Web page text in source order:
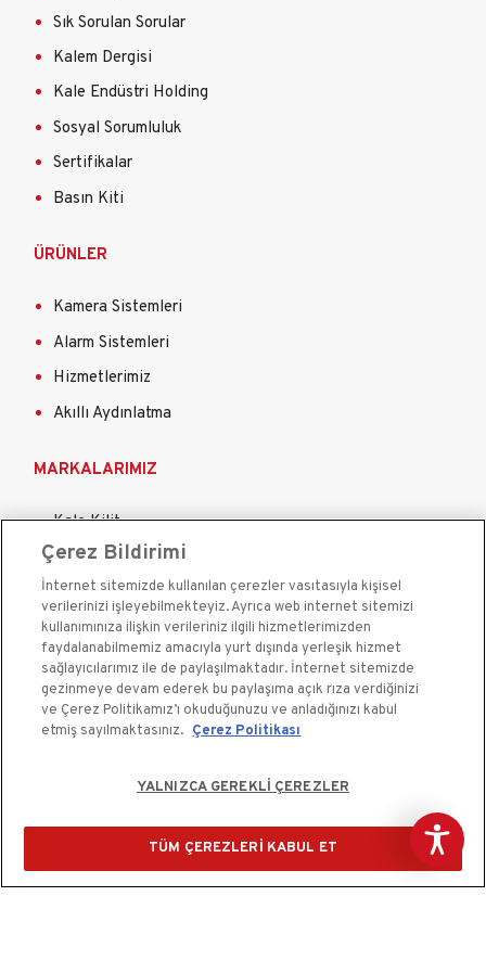
Sık Sorulan Sorular
Kalem Dergisi
Kale Endüstri Holding
Sosyal Sorumluluk
Sertifikalar
Basın Kiti
ÜRÜNLER
Kamera Sistemleri
Alarm Sistemleri
Hizmetlerimiz
Akıllı Aydınlatma
MARKALARIMIZ
Kale Kilit
Kale Çelik Kapı
Kale Çelik Kasa
Kale Kapı Pencere Sistemleri
Kale Sigorta
Çerez Kullanım Bildirimi
Çerez Bildirimi
İnternet sitemizde kullanılan çerezler vasıtasıyla kişisel
verilerinizi işleyebilmekteyiz. Ayrıca web internet sitemizi
kullanımınıza ilişkin verileriniz ilgili hizmetlerimizden
faydalanabilmemiz amacıyla yurt dışında yerleşik hizmet
sağlayıcılarımız ile de paylaşılmaktadır. İnternet sitemizde
gezinmeye devam ederek bu paylaşıma açık rıza verdiğinizi
ve Çerez Politikamız’ı okuduğunuzu ve anladığınızı kabul
etmiş sayılmaktasınız. Çerez Politikası
YALNIZCA GEREKLİ ÇEREZLER
TÜM ÇEREZLERİ KABUL ET